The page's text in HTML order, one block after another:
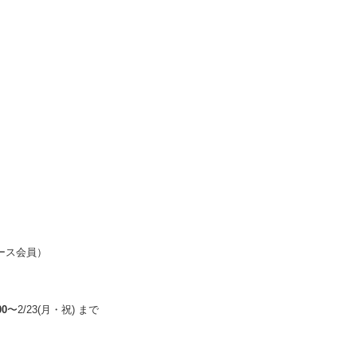
会員）
〜2/23(月・祝) まで